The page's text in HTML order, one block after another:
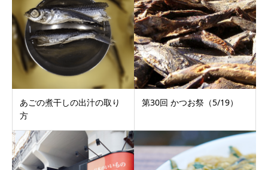
あごの煮干しの出汁の取り
方
第30回 かつお祭（5/19）